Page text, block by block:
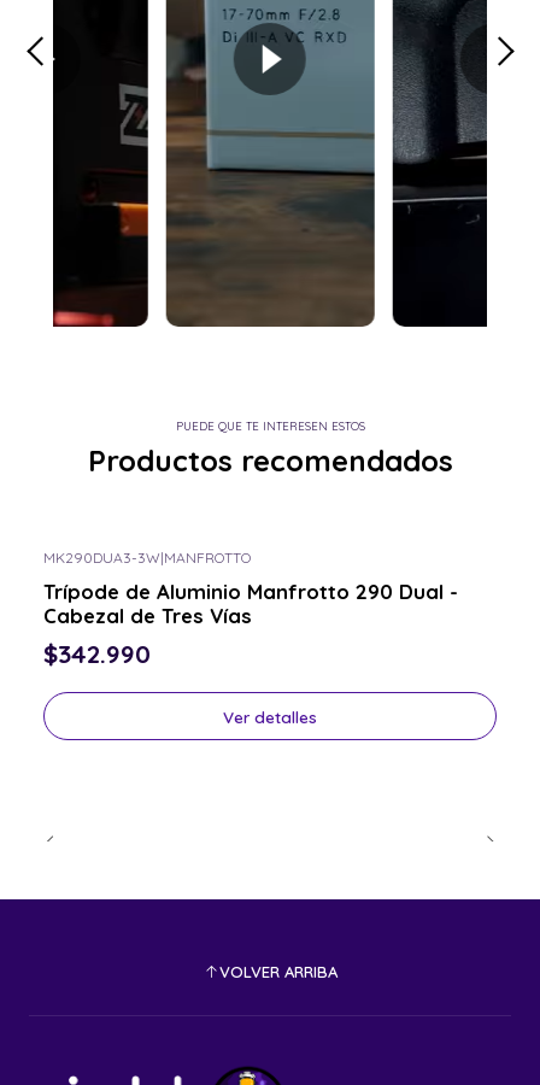
PUEDE QUE TE INTERESEN ESTOS
Productos recomendados
MK290DUA3-3W|MANFROTTO
Trípode de Aluminio Manfrotto 290 Dual -
Cabezal de Tres Vías
$342.990
Ver detalles
VOLVER ARRIBA